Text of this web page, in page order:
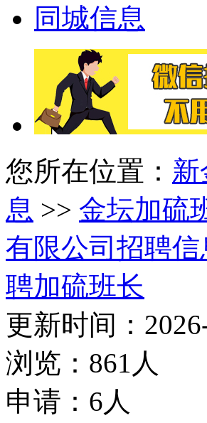
同城信息
您所在位置：
息 >> 金坛加硫
有限公司招聘信
聘加硫班长
更新时间：
浏览：861人
申请：6人